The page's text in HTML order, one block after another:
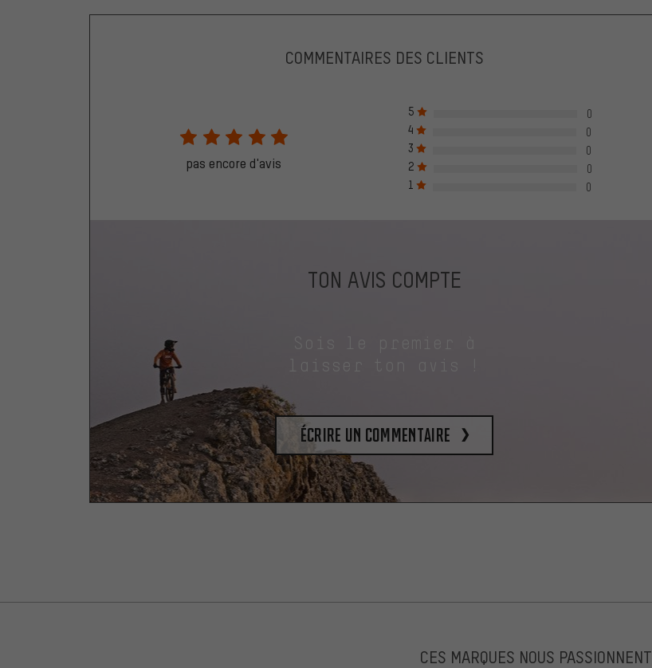
COMMENTAIRES DES CLIENTS
pas encore d'avis
5
0
4
0
3
0
2
0
1
0
TON AVIS COMPTE
laisser ton avis !
Écrire un commentaire
CES MARQUES NOUS PASSIONNENT